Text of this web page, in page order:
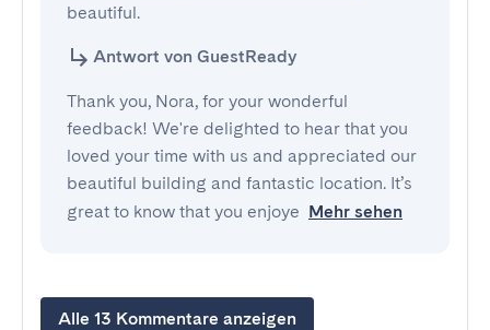
beautiful.
Antwort von GuestReady
Thank you, Nora, for your wonderful
feedback! We're delighted to hear that you
loved your time with us and appreciated our
beautiful building and fantastic location. It’s
great to know that you enjoye Mehr sehen
Alle 13 Kommentare anzeigen